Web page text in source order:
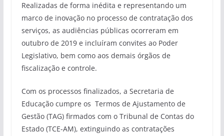
Realizadas de forma inédita e representando um
marco de inovação no processo de contratação dos
serviços, as audiências públicas ocorreram em
outubro de 2019 e incluíram convites ao Poder
Legislativo, bem como aos demais órgãos de
fiscalização e controle.
Com os processos finalizados, a Secretaria de
Educação cumpre os Termos de Ajustamento de
Gestão (TAG) firmados com o Tribunal de Contas do
Estado (TCE-AM), extinguindo as contratações